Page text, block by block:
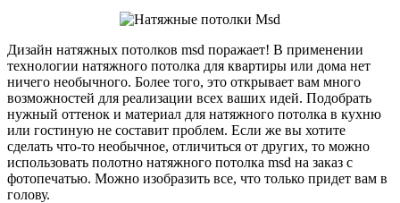
Дизайн натяжных потолков msd поражает! В применении
технологии натяжного потолка для квартиры или дома нет
ничего необычного. Более того, это открывает вам много
возможностей для реализации всех ваших идей. Подобрать
нужный оттенок и материал для натяжного потолка в кухню
или гостиную не составит проблем. Если же вы хотите
сделать что-то необычное, отличиться от других, то можно
использовать полотно натяжного потолка msd на заказ с
фотопечатью. Можно изобразить все, что только придет вам в
голову.